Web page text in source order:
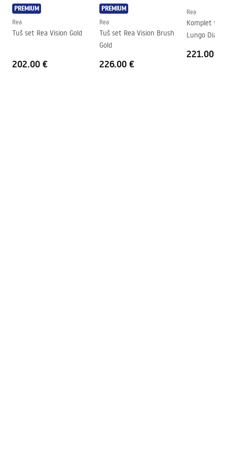
Visina (mm)
1950
Smjer kabine
PREMIUM
Rea
Tuš set Rea Vision Gold
202.00 €
PREMIUM
Rea
Tuš set Rea Vision Brush
Gold
226.00 €
Rea
Komplet
Lungo
221.00 €